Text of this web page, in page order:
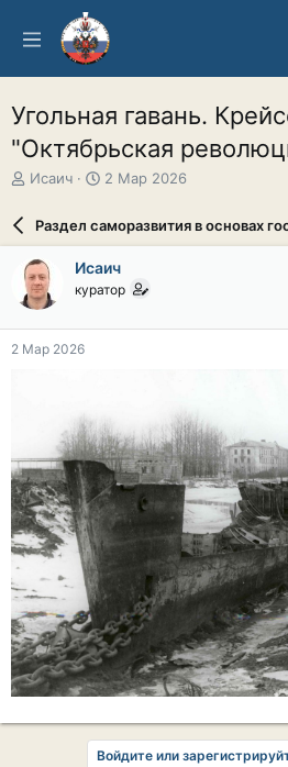
Угольная гавань.
"Октябрьская
А
о
р
т
е
м
ы
Исаич
Д
а
а
ч
л
2 Мар 2026
Раздел саморазвития в основах
Исаич
куратор
2 Мар 2026
Войдите или